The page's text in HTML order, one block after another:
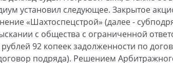
установил следующее. Закрытое
«Шахтоспецстрой» (далее -
с общества с ограниченной
92 копеек задолженности по
подряда). Решением